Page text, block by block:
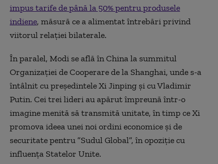
impus tarife de până la 50% pentru produsele
indiene, măsură ce a alimentat întrebări privind
viitorul relaţiei bilaterale.
În paralel, Modi se află în China la summitul
Organizaţiei de Cooperare de la Shanghai, unde s-a
întâlnit cu preşedintele Xi Jinping şi cu Vladimir
Putin. Cei trei lideri au apărut împreună într-o
imagine menită să transmită unitate, în timp ce Xi
promova ideea unei noi ordini economice şi de
securitate pentru ”Sudul Global”, în opoziţie cu
influenţa Statelor Unite.